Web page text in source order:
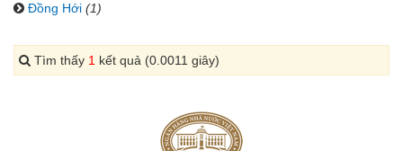
Đồng Hới (1)
Tìm thấy 1 kết quả (0.0011 giây)